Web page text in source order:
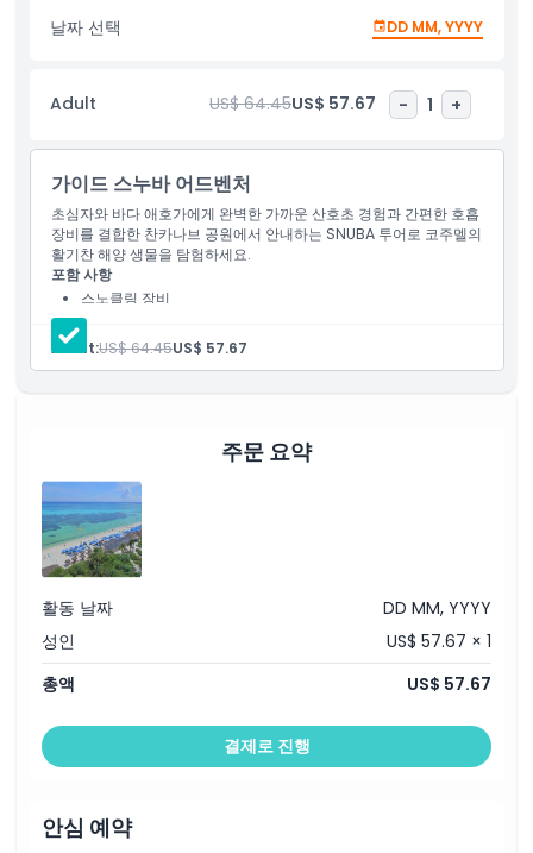
줍니다. 재미있는 가족 활동, 독특한 첫 다이빙 경험 또는 코수멜의
자연미를 기억에 남게 즐기고 싶든 이 찬카나압 파크의 스누바 어드
나는 방식으로 바다를 탐험하려는 누구에게나 적합합니다.
포함 사항
아동 성인 정책
포함되지 않는 사항
알아야 할 사항
위치
취소 정책
날짜 선택 DD MM, YYYY
Adult US$ 64.45US$ 57.67 - 1 +
가이드 스누바 어드벤처
초심자와 바다 애호가에게 완벽한 가까운 산호초 경험과 간편한 호흡
장비를 결합한 찬카나브 공원에서 안내하는 SNUBA 투어로 코주멜의
활기찬 해양 생물을 탐험하세요.
포함 사항
스노클링 장비
사물함
Adult:US$ 64.45US$ 57.67
주문 요약
활동 날짜
DD MM, YYYY
성인
US$ 57.67 × 1
총액
US$ 57.67
결제로 진행
안심 예약